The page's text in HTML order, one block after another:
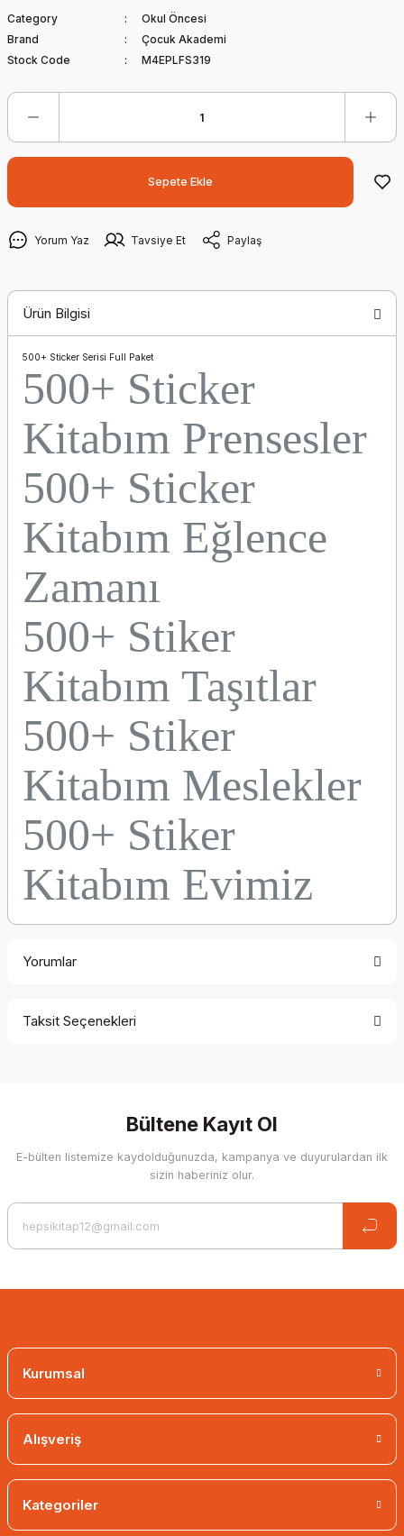
Category
Okul Öncesi
Brand
Çocuk Akademi
Stock Code
M4EPLFS319
Sepete Ekle
Yorum Yaz Tavsiye Et Paylaş
Ürün Bilgisi
500+ Sticker Serisi Full Paket
500+ Sticker
Kitabım Prensesler
500+ Sticker
Kitabım Eğlence
Zamanı
500+ Stiker
Kitabım Taşıtlar
500+ Stiker
Kitabım Meslekler
500+ Stiker
Kitabım Evimiz
Yorumlar
Taksit Seçenekleri
Bültene Kayıt Ol
E-bülten listemize kaydolduğunuzda, kampanya ve duyurulardan ilk
sizin haberiniz olur.
Kurumsal
Alışveriş
Kategoriler